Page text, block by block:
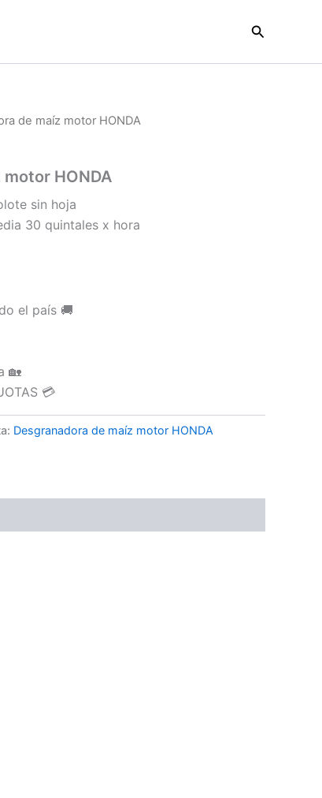
Buscar
de maíz motor HONDA
HONDA
sin hoja
30 quintales x hora
el país 🚚
🏡
💳
Desgranadora de maíz motor HONDA